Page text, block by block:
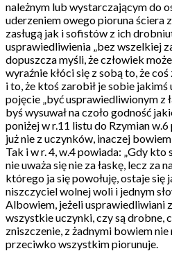
należnym lub wystarczającym do
uderzeniem owego pioruna ściera
zasługą jak i sofistów z ich
usprawiedliwienia „bez wszelkiej
dopuszcza myśli, że człowiek
wyraźnie kłóci się z sobą to, że
i to, że ktoś zarobił je sobie
pojęcie „być usprawiedliwionym z
byś wysuwał na czoło godność
poniżej w r.11 listu do Rzymian w.6
już nie z uczynków, inaczej bowiem
Tak i w r. 4, w.4 powiada: „Gdy kto
nie uważa się nie za łaskę, lecz za
którego ja się powołuję, ostaje się
niszczyciel wolnej woli i jednym
Albowiem, jeżeli usprawiedliwiani
wszystkie uczynki, czy są drobne,
zniszczenie, z żadnymi bowiem
przeciwko wszystkim piorunuje.